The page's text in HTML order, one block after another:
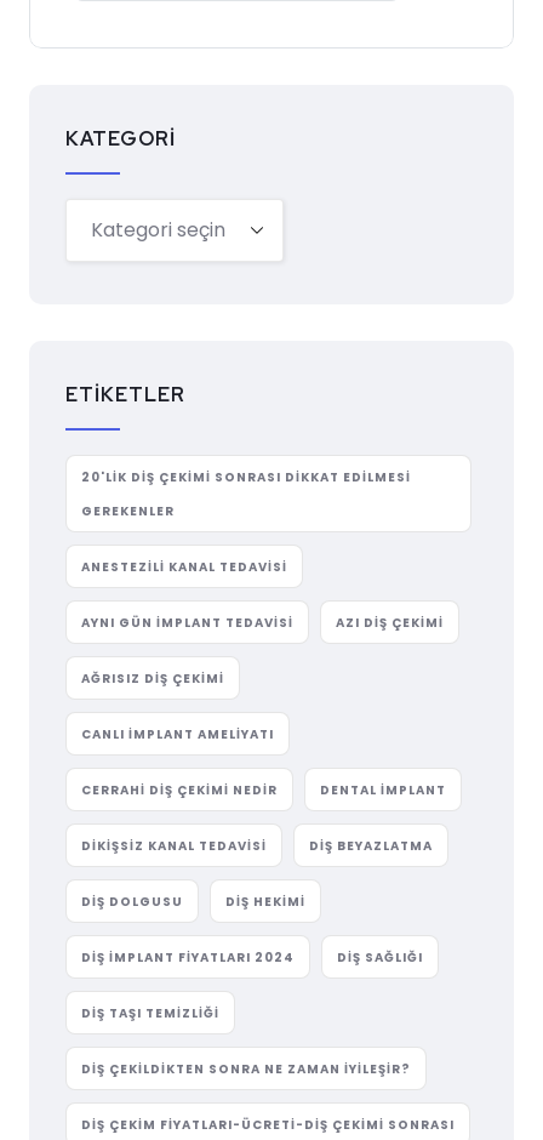
KATEGORI
ETIKETLER
20'LIK DIŞ ÇEKIMI SONRASI DIKKAT EDILMESI
GEREKENLER
ANESTEZILI KANAL TEDAVISI
AYNI GÜN IMPLANT TEDAVISI AZI DIŞ ÇEKIMI
AĞRISIZ DIŞ ÇEKIMI
CANLI IMPLANT AMELIYATI
CERRAHI DIŞ ÇEKIMI NEDIR DENTAL IMPLANT
DIKIŞSIZ KANAL TEDAVISI DIŞ BEYAZLATMA
DIŞ DOLGUSU DIŞ HEKIMI
DIŞ IMPLANT FIYATLARI 2024 DIŞ SAĞLIĞI
DIŞ TAŞI TEMIZLIĞI
DIŞ ÇEKILDIKTEN SONRA NE ZAMAN İYILEŞIR?
DIŞ ÇEKIM FIYATLARI-ÜCRETI-DIŞ ÇEKIMI SONRASI